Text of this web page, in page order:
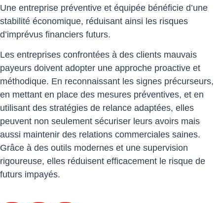
Une entreprise préventive et équipée bénéficie d’une
stabilité économique, réduisant ainsi les risques
d’imprévus financiers futurs.
Les entreprises confrontées à des clients mauvais
payeurs doivent adopter une approche proactive et
méthodique. En reconnaissant les signes précurseurs,
en mettant en place des mesures préventives, et en
utilisant des stratégies de relance adaptées, elles
peuvent non seulement sécuriser leurs avoirs mais
aussi maintenir des relations commerciales saines.
Grâce à des outils modernes et une supervision
rigoureuse, elles réduisent efficacement le risque de
futurs impayés.